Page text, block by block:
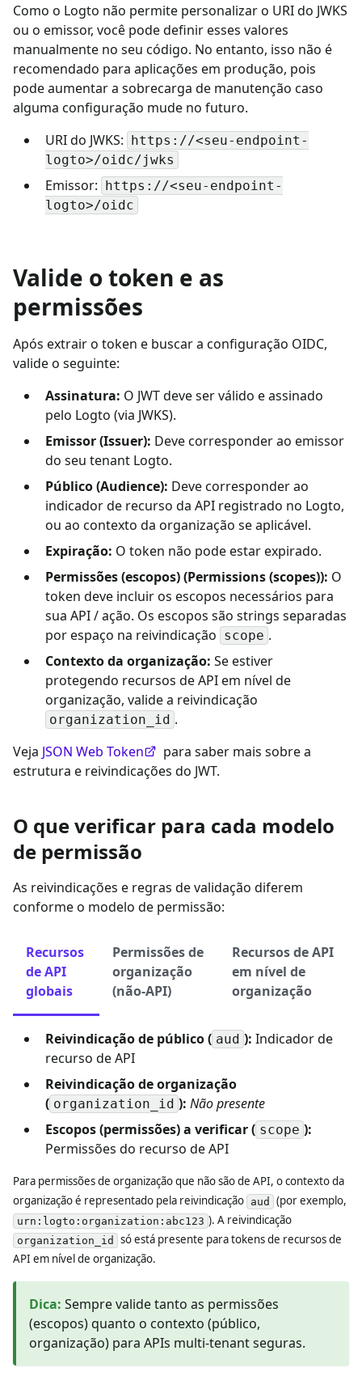
Como o Logto não permite personalizar o URI do JWKS
ou o emissor, você pode definir esses valores
manualmente no seu código. No entanto, isso não é
recomendado para aplicações em produção, pois
pode aumentar a sobrecarga de manutenção caso
alguma configuração mude no futuro.
URI do JWKS:
https://<seu-endpoint-
logto>/oidc/jwks
Emissor:
https://<seu-endpoint-
logto>/oidc
Valide o token e as
permissões
Após extrair o token e buscar a configuração OIDC,
valide o seguinte:
Assinatura: O JWT deve ser válido e assinado
pelo Logto (via JWKS).
Emissor (Issuer): Deve corresponder ao emissor
do seu tenant Logto.
Público (Audience): Deve corresponder ao
indicador de recurso da API registrado no Logto,
ou ao contexto da organização se aplicável.
Expiração: O token não pode estar expirado.
Permissões (escopos) (Permissions (scopes)): O
token deve incluir os escopos necessários para
sua API / ação. Os escopos são strings separadas
por espaço na reivindicação scope .
Contexto da organização: Se estiver
protegendo recursos de API em nível de
organização, valide a reivindicação
organization_id .
Veja JSON Web Token
para saber mais sobre a
estrutura e reivindicações do JWT.
O que verificar para cada modelo
de permissão
As reivindicações e regras de validação diferem
conforme o modelo de permissão:
Recursos
de API
globais
Permissões de
organização
(não-API)
Recursos de API
em nível de
organização
Reivindicação de público ( aud ): Indicador de
recurso de API
Reivindicação de organização
( organization_id ): Não presente
Escopos (permissões) a verificar ( scope ):
Permissões do recurso de API
Para permissões de organização que não são de API, o contexto da
organização é representado pela reivindicação aud (por exemplo,
urn:logto:organization:abc123 ). A reivindicação
organization_id
só está presente para tokens de recursos de
API em nível de organização.
Dica: Sempre valide tanto as permissões
(escopos) quanto o contexto (público,
organização) para APIs multi-tenant seguras.